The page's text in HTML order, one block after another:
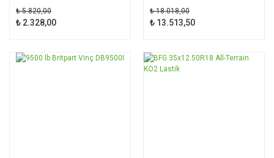
₺ 5.820,00
₺ 2.328,00
₺ 18.018,00
₺ 13.513,50